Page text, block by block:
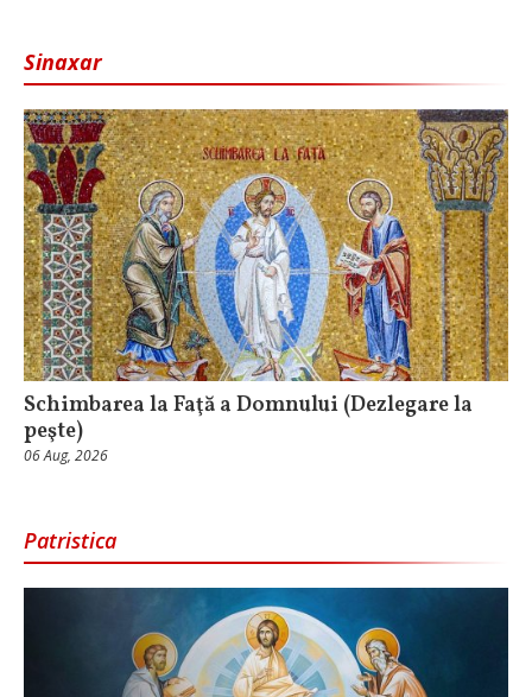
Sinaxar
Schimbarea la Faţă a Domnului (Dezlegare la
peşte)
06 Aug, 2026
Patristica